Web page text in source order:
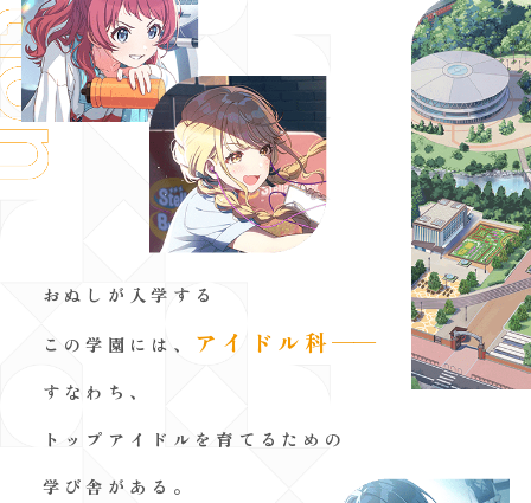
おぬしが入学する
この学園には、 アイドル科──
すなわち、
トップアイドルを育てるための
学び舎がある。